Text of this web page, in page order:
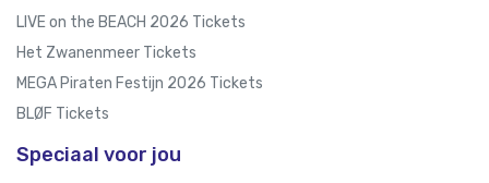
LIVE on the BEACH 2026 Tickets
Het Zwanenmeer Tickets
MEGA Piraten Festijn 2026 Tickets
BLØF Tickets
Speciaal voor jou